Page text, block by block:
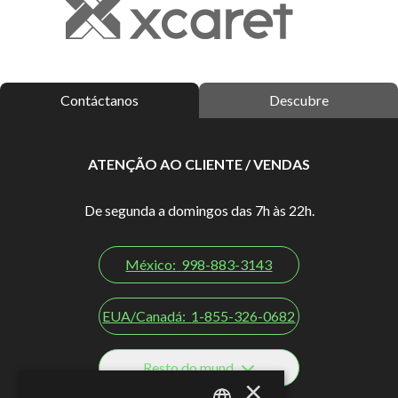
Contáctanos Descubre
ATENÇÃO AO CLIENTE / VENDAS
De segunda a domingos das 7h às 22h.
México: 998-883-3143
EUA/Canadá: 1-855-326-0682
Resto do mund